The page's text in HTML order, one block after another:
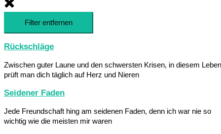
Filter entfernen
Rückschläge
Zwischen guter Laune und den schwersten Krisen, in diesem Leben
prüft man dich täglich auf Herz und Nieren
Seidener Faden
Jede Freundschaft hing am seidenen Faden, denn ich war nie so
wichtig wie die meisten mir waren